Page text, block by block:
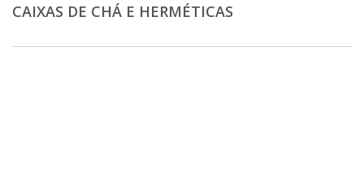
CAIXAS DE CHÁ E HERMÉTICAS